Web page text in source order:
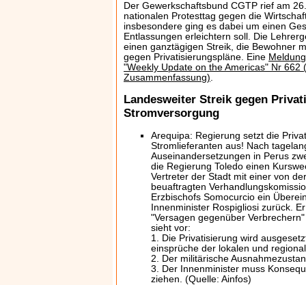
Der Gewerkschaftsbund CGTP rief am
nationalen Protesttag gegen die
insbesondere ging es dabei um einen
Entlassungen erleichtern soll. Die
einen ganztägigen Streik, die Bewohner
gegen Privatisierungspläne. Eine
"Weekly Update on the Americas" Nr 662
Zusammenfassung).
Landesweiter Streik gegen
Stromversorgung
Arequipa: Regierung setzt die
Stromlieferanten aus! Nach
Auseinandersetzungen in Perus
die Regierung Toledo einen
Vertreter der Stadt mit einer von
beuaftragten
Erzbischofs Somocurcio ein
Innenminister Rospigliosi zurück.
"Versagen gegenüber
sieht vor:
1. Die Privatisierung wird
einsprüche der lokalen und
2. Der militärische
3. Der Innenminister muss
ziehen. (Quelle: Ainfos)